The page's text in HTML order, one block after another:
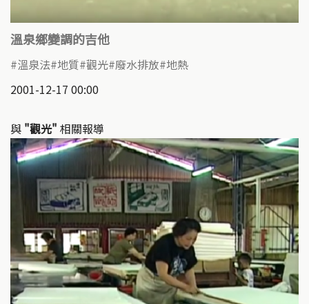
溫泉鄉變調的吉他
溫泉法 地質 觀光 廢水排放 地熱
2001-12-17 00:00
與 "觀光" 相關報導